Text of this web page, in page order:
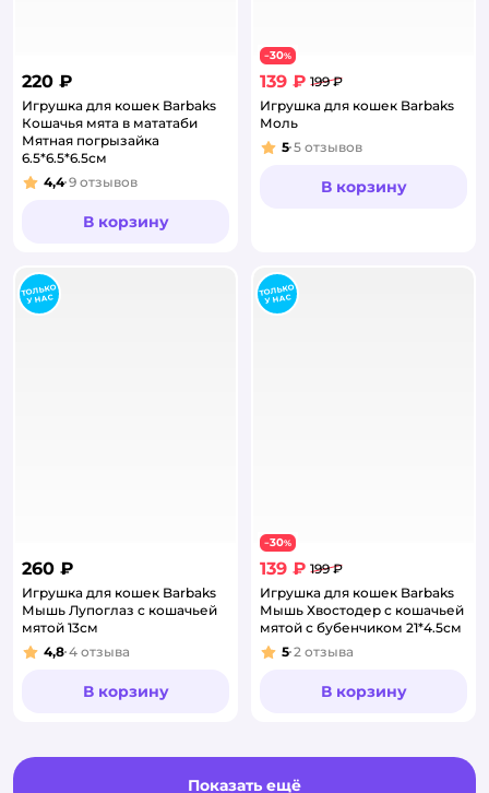
220 ₽
Игрушка для кошек Barbaks
Кошачья мята в мататаби
Мятная погрызайка
6.5*6.5*6.5см
Рейтинг:
4,4 9 отзывов
В корзину
−30%
139 ₽ 199 ₽
Игрушка для кошек Barbaks
Моль
Рейтинг:
5 5 отзывов
В корзину
260 ₽
Игрушка для кошек Barbaks
Мышь Лупоглаз с кошачьей
мятой 13см
Рейтинг:
4,8 4 отзыва
В корзину
−30%
139 ₽ 199 ₽
Игрушка для кошек Barbaks
Мышь Хвостодер с кошачьей
мятой с бубенчиком 21*4.5см
Рейтинг:
5 2 отзыва
В корзину
Показать ещё